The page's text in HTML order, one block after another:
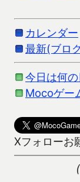
カレンダー
最新(ブロ
今日は何の
Mocoゲー
Xフォローお